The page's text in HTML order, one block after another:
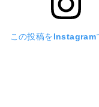
この投稿をInstagram